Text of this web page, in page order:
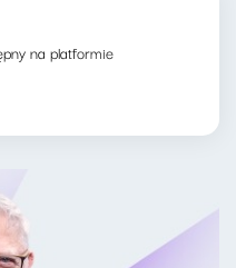
na platformie